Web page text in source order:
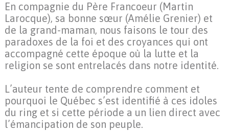
En compagnie du Père Francoeur (Martin
Larocque), sa bonne sœur (Amélie Grenier) et
de la grand-maman, nous faisons le tour des
paradoxes de la foi et des croyances qui ont
accompagné cette époque où la lutte et la
religion se sont entrelacés dans notre identité.
L’auteur tente de comprendre comment et
pourquoi le Québec s’est identifié à ces idoles
du ring et si cette période a un lien direct avec
l’émancipation de son peuple.